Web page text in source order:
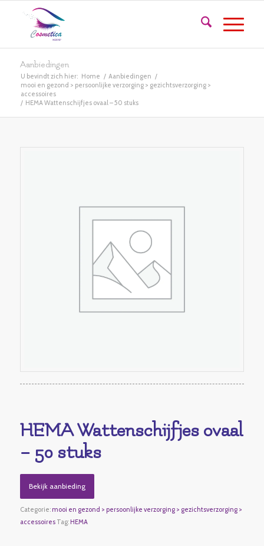
Aanbiedingen
U bevindt zich hier: Home / Aanbiedingen /
mooi en gezond > persoonlijke verzorging > gezichtsverzorging >
accessoires
/ HEMA Wattenschijfjes ovaal – 50 stuks
HEMA Wattenschijfjes ovaal
– 50 stuks
Bekijk aanbieding
Categorie: mooi en gezond > persoonlijke verzorging > gezichtsverzorging >
accessoires Tag: HEMA